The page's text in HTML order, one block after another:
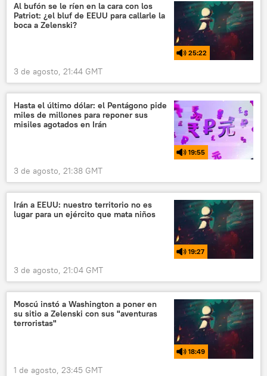
Al bufón se le ríen en la cara con los
Patriot: ¿el bluf de EEUU para callarle la
boca a Zelenski?
25:22
3 de agosto, 21:44 GMT
Hasta el último dólar: el Pentágono pide
miles de millones para reponer sus
misiles agotados en Irán
19:55
3 de agosto, 21:38 GMT
Irán a EEUU: nuestro territorio no es
lugar para un ejército que mata niños
19:27
3 de agosto, 21:04 GMT
Moscú instó a Washington a poner en
su sitio a Zelenski con sus "aventuras
terroristas"
18:49
1 de agosto, 23:45 GMT